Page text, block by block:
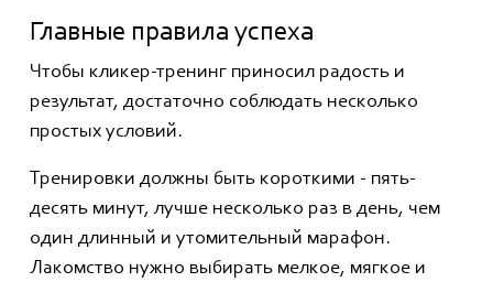
Главные правила успеха
Чтобы кликер-тренинг приносил радость и
результат, достаточно соблюдать несколько
простых условий.
Тренировки должны быть короткими - пять-
десять минут, лучше несколько раз в день, чем
один длинный и утомительный марафон.
Лакомство нужно выбирать мелкое, мягкое и